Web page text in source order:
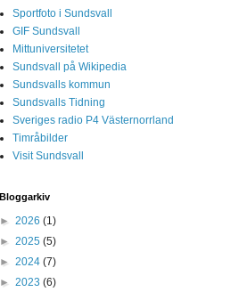
Sportfoto i Sundsvall
GIF Sundsvall
Mittuniversitetet
Sundsvall på Wikipedia
Sundsvalls kommun
Sundsvalls Tidning
Sveriges radio P4 Västernorrland
Timråbilder
Visit Sundsvall
Bloggarkiv
► 2026 (1)
► 2025 (5)
► 2024 (7)
► 2023 (6)